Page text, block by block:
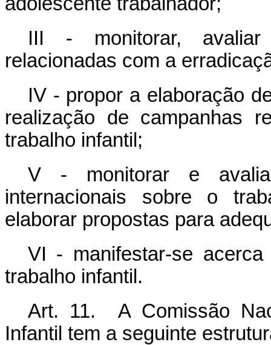
III - monitorar,
relacionadas com a
IV - propor a elaboração
realização de campanhas
trabalho infantil;
V - monitorar e
internacionais sobre o
elaborar propostas para
VI - manifestar-se
trabalho infantil.
Art. 11. A Comissão
Infantil tem a seguinte